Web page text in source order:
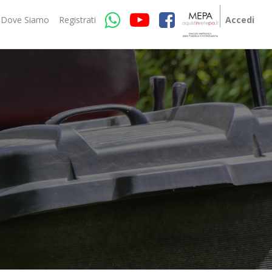
Dove Siamo Registrati Accedi